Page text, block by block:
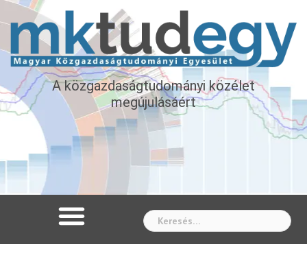
A közgazdaságtudományi közélet
megújulásáért